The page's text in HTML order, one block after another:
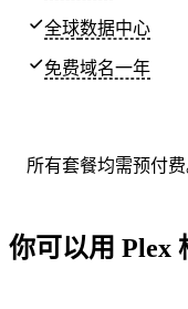
全球数据中心
免费域名一年
所有套餐均需预付
你可以用 Plex